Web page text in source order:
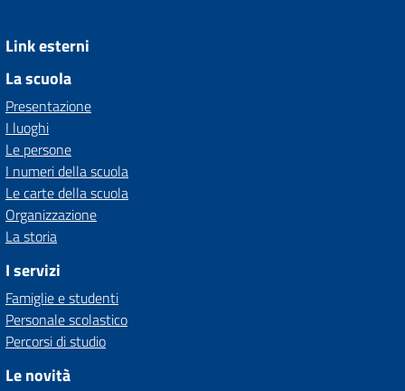
Link esterni
La scuola
Presentazione
I luoghi
Le persone
I numeri della scuola
Le carte della scuola
Organizzazione
La storia
I servizi
Famiglie e studenti
Personale scolastico
Percorsi di studio
Le novità